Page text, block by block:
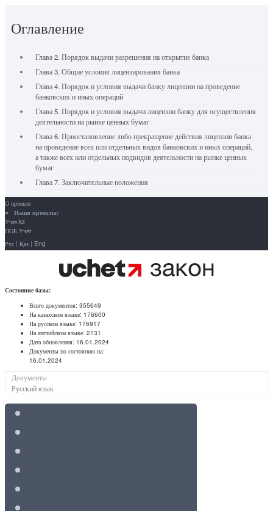
Оглавление
Глава 2. Порядок выдачи разрешения на открытие банка
Глава 3. Общие условия лицензирования банка
Глава 4. Порядок и условия выдачи банку лицензии на проведение
банковских и иных операций
Глава 5. Порядок и условия выдачи лицензии банку для осуществления
деятельности на рынке ценных бумаг
Глава 6. Приостановление либо прекращение действия лицензии банка
на проведение всех или отдельных видов банковских и иных операций,
а также всех или отдельных подвидов деятельности на рынке ценных
бумаг
Глава 7. Заключительные положения
О проекте
Наши проекты:
Учёт.kz
ПОБ.Учёт
Рус | Қаз | Eng
Состояние базы:
Всего документов: 355649
На казахском языке: 176600
На русском языке: 176917
На английском языке: 2131
Дата обновления: 16.01.2024
Документы по состоянию на:
16.01.2024
Документы
Русский язык